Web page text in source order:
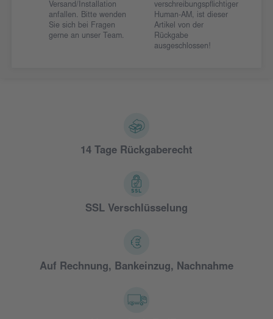
Versand/Installation
anfallen. Bitte wenden
Sie sich bei Fragen
gerne an unser Team.
verschreibungspflichtiger
Human-AM, ist dieser
Artikel von der
Rückgabe
ausgeschlossen!
14 Tage Rückgaberecht
SSL Verschlüsselung
Auf Rechnung, Bankeinzug, Nachnahme